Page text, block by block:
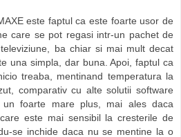
este faptul ca este foarte usor de
care se pot regasi intr-un pachet de
ba chiar si mai mult decat
una simpla, dar buna. Apoi, faptul ca
treaba, mentinand temperatura la
comparativ cu alte solutii software
un foarte mare plus, mai ales daca
este mai sensibil la cresterile de
se inchide daca nu se mentine la o